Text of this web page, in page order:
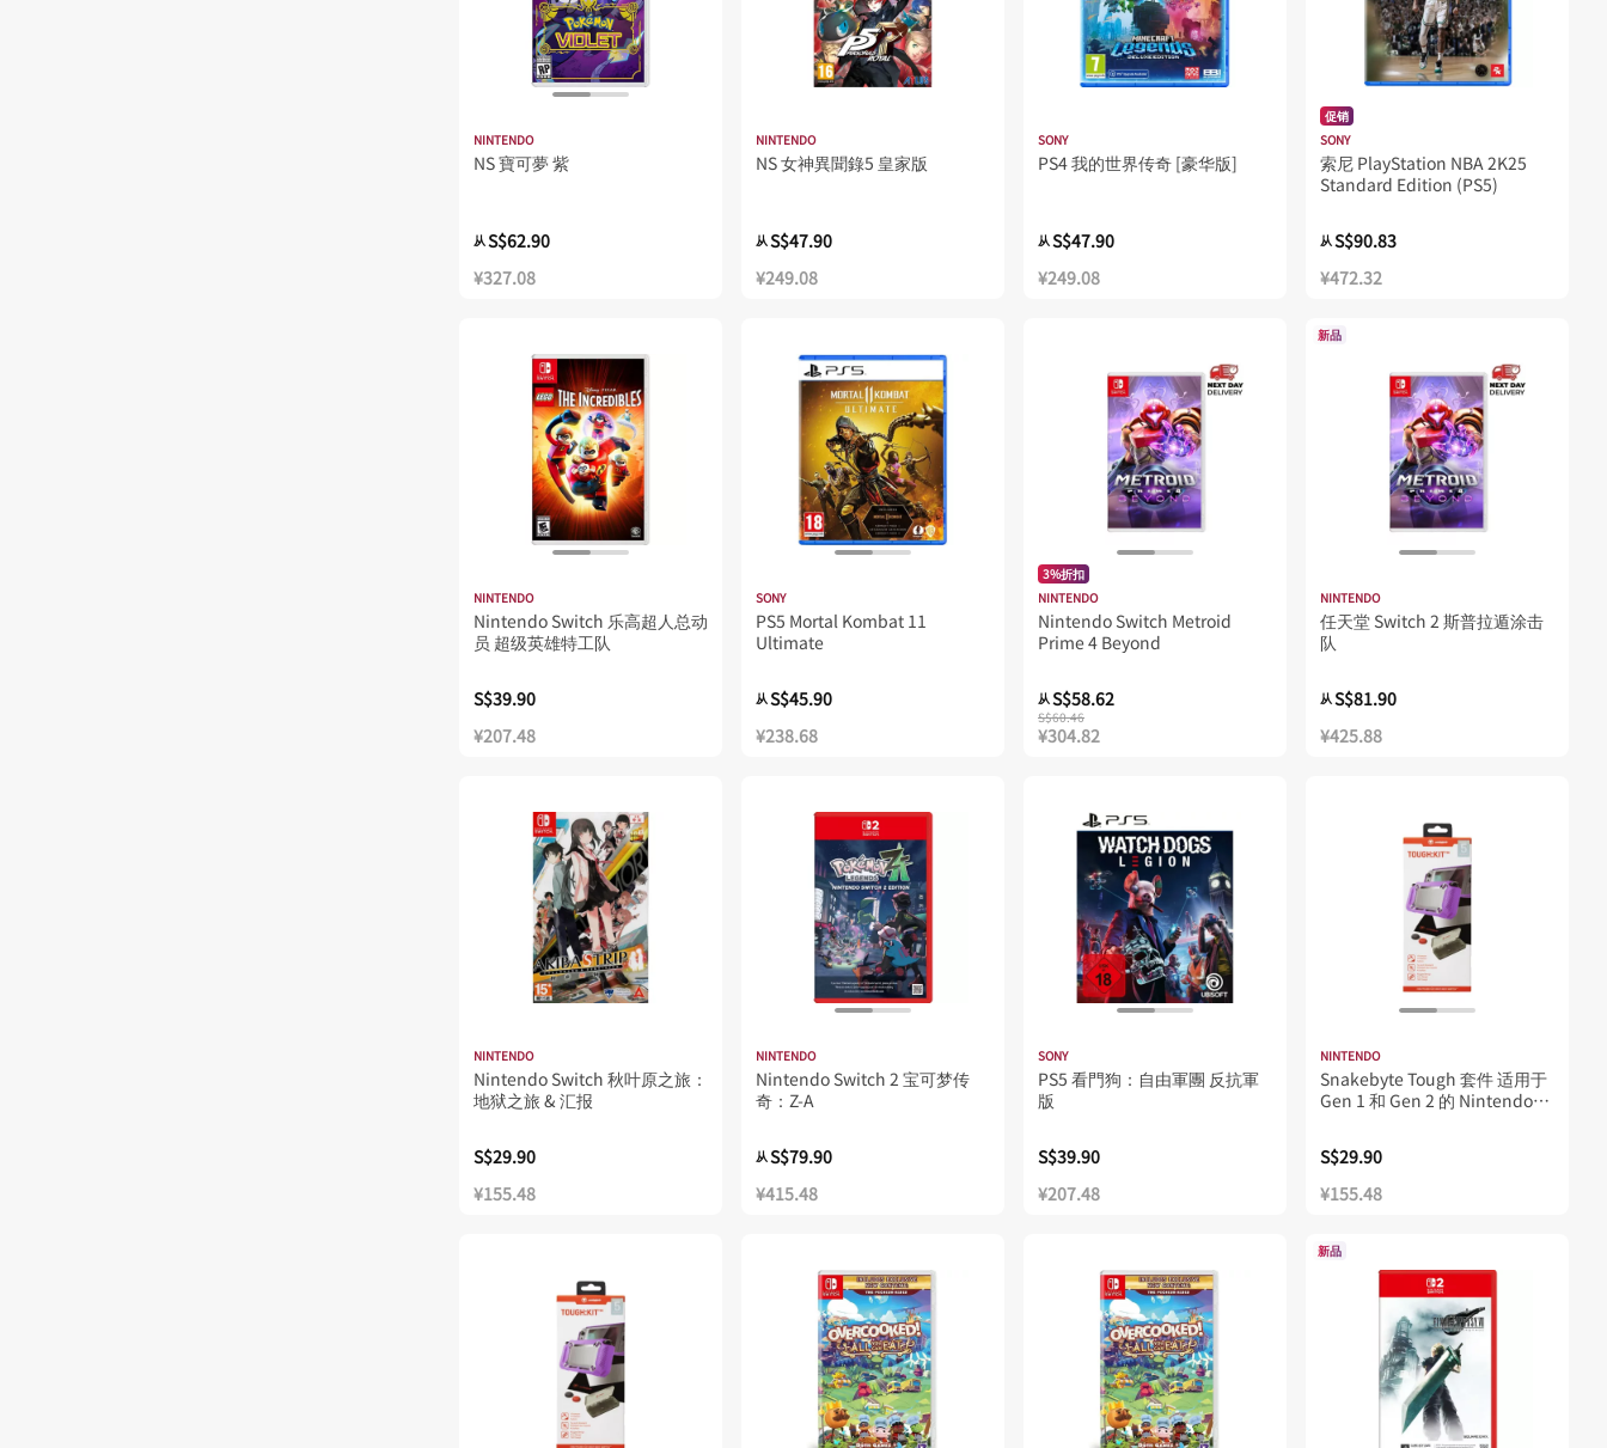
NINTENDO
NS 寶可夢 紫
从S$62.90
¥327.08
NINTENDO
NS 女神異聞錄5 皇家版
从S$47.90
¥249.08
SONY
PS4 我的世界传奇 [豪华版]
从S$47.90
¥249.08
促销
SONY
索尼 PlayStation NBA 2K25
Standard Edition (PS5)
从S$90.83
¥472.32
NINTENDO
Nintendo Switch 乐高超人总动
员 超级英雄特工队
S$39.90
¥207.48
SONY
PS5 Mortal Kombat 11
Ultimate
从S$45.90
¥238.68
3%折扣
NINTENDO
Nintendo Switch Metroid
Prime 4 Beyond
从S$58.62
S$60.46
¥304.82
新品
NINTENDO
任天堂 Switch 2 斯普拉遁涂击
队
从S$81.90
¥425.88
NINTENDO
Nintendo Switch 秋叶原之旅：
地狱之旅 & 汇报
S$29.90
¥155.48
NINTENDO
Nintendo Switch 2 宝可梦传
奇：Z-A
从S$79.90
¥415.48
SONY
PS5 看門狗：自由軍團 反抗軍
版
S$39.90
¥207.48
NINTENDO
Snakebyte Tough 套件 适用于
Gen 1 和 Gen 2 的 Nintendo
S$29.90
¥155.48
新品